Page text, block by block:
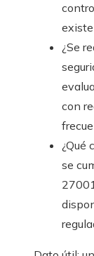
¿Se
con
¿Qué
se